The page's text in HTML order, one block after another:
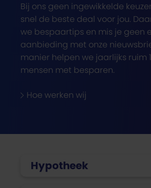
Bij ons geen ingewikkelde
snel de beste deal voor jou.
we bespaartips en mis je geen
aanbieding met onze
manier helpen we jaarlijks ruim
mensen met besparen.
Hoe werken wij
Hypotheek